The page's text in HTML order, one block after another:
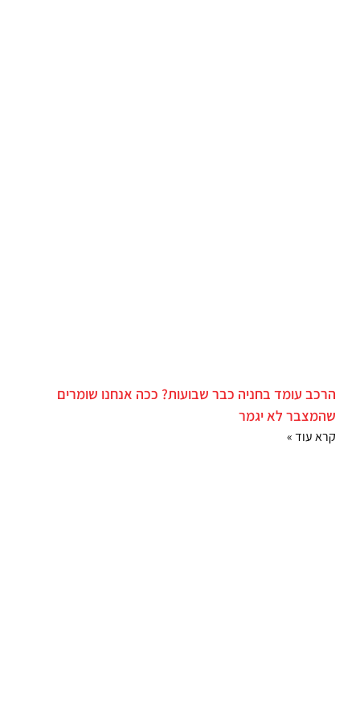
הרכב עומד בחניה כבר שבועות? ככה אנחנו שומרים
שהמצבר לא יגמר
קרא עוד »